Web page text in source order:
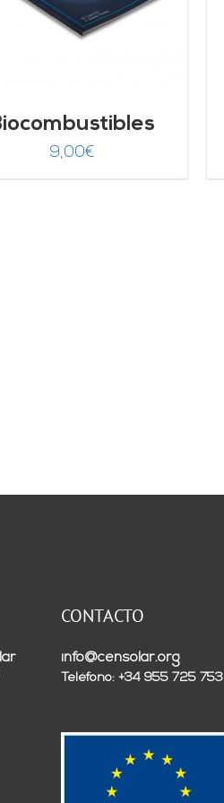
9,00€
CONTACTO
info@censolar.org
Teléfono: +34 955 725 753